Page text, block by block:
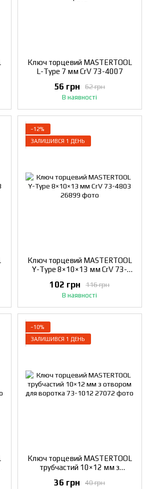
Ключ торцевий MASTERTOOL
L-Type 7 мм CrV 73-4007
62 грн
56 грн
В наявності
−12%
ЗАЛИШИВСЯ 1 ДЕНЬ
Ключ торцевий MASTERTOOL
Y-Type 8×10×13 мм CrV 73-
116 грн
102 грн
В наявності
−10%
ЗАЛИШИВСЯ 1 ДЕНЬ
Ключ торцевий MASTERTOOL
трубчастий 10×12 мм з
40 грн
36 грн